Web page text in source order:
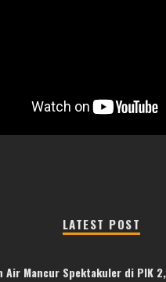
LATEST POST
Air Mancur Spektakuler di PIK